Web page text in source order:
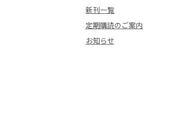
新刊一覧
定期購読のご案内
お知らせ